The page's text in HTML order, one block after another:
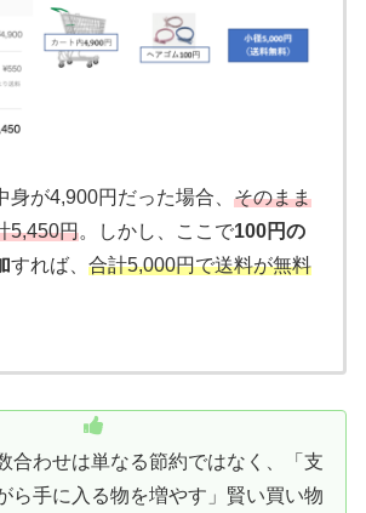
身が4,900円だった場合、 そのまま
5,450円。しかし、ここで100円の
すれば、 合計5,000円で送料が無料
合わせは単なる節約ではなく、「支
ら手に入る物を増やす」賢い買い物